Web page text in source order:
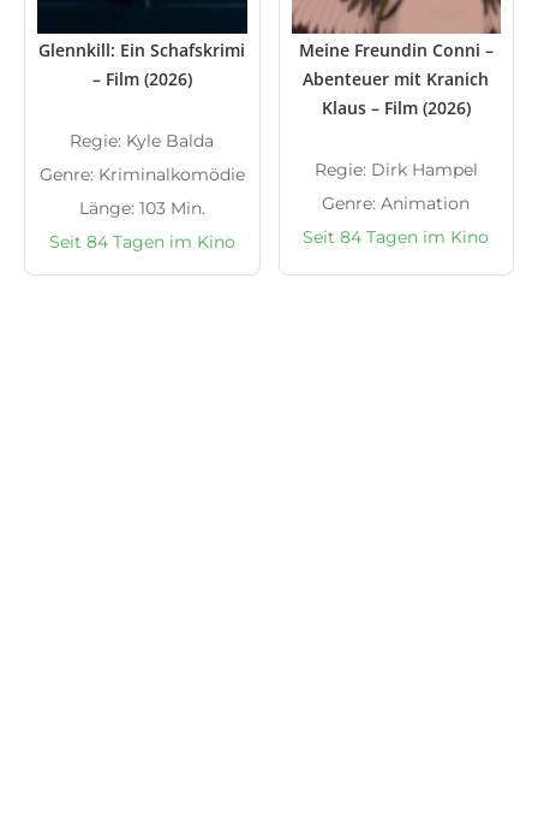
Glennkill: Ein Schafskrimi
– Film (2026)
Regie: Kyle Balda
Genre: Kriminalkomödie
Länge: 103 Min.
Seit 84 Tagen im Kino
Meine Freundin Conni –
Abenteuer mit Kranich
Klaus – Film (2026)
Regie: Dirk Hampel
Genre: Animation
Seit 84 Tagen im Kino